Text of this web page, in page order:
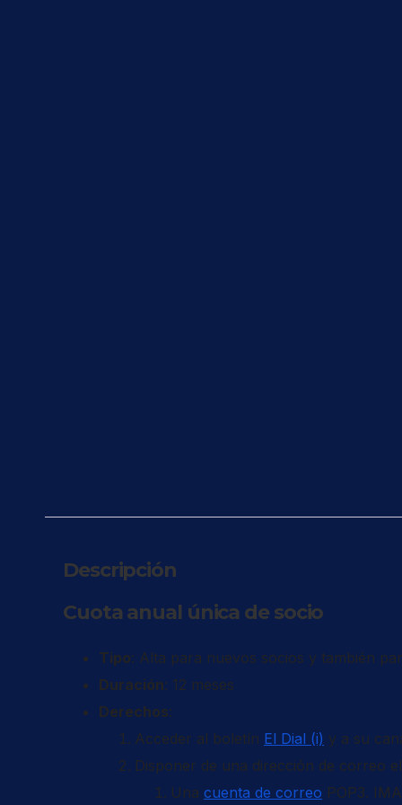
Descripción
Cuota anual única de socio
Tipo: Alta para nuevos socios y también
Duración: 12 meses
Derechos:
Acceder al boletín El Dial (i) y a su
Disponer de una dirección de correo
Una cuenta de correo POP3.